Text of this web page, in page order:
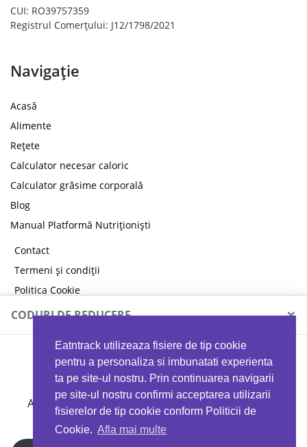
Eatntrack utilizeaza fisiere de tip cookie
pentru a personaliza si imbunatati experienta
ta pe site-ul nostru. Prin continuarea navigarii
pe site-ul nostru confirmi acceptarea utilizarii
fisierelor de tip cookie conform Politicii de
Cookie. Afla mai multe
CUI: RO39757359
Registrul Comerțului: J12/1798/2021
Navigație
Acasă
Alimente
Rețete
Calculator necesar caloric
Calculator grăsime corporală
Blog
Manual Platformă Nutriționiști
Contact
Termeni și condiții
Politica Cookie
Politica de confidențialitate
CODURI DE REDUCERE ×
MYPROTEIN
Ai 40%reducere la orice comandă folosind codul
EATTRACK